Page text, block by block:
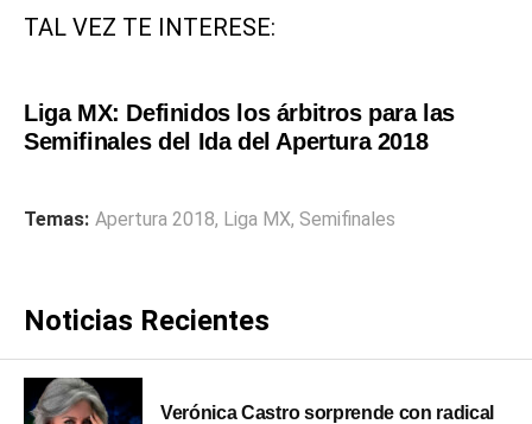
TAL VEZ TE INTERESE:
Liga MX: Definidos los árbitros para las
Semifinales del Ida del Apertura 2018
Temas: Apertura 2018, Liga MX, Semifinales
Noticias Recientes
Verónica Castro sorprende con radical